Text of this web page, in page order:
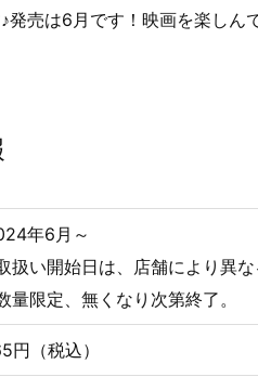
発売は6月です！映画を楽しん
年6月～
扱い開始日は、店舗により異な
量限定、無くなり次第終了。
円（税込）